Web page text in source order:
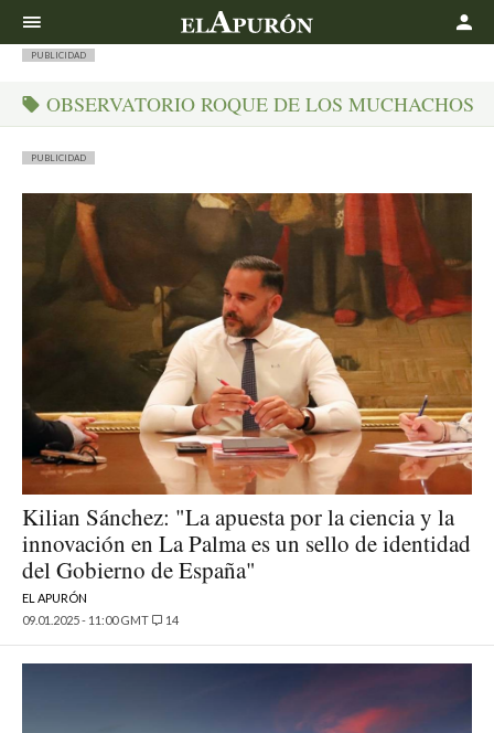
PUBLICIDAD
OBSERVATORIO ROQUE DE LOS MUCHACHOS
PUBLICIDAD
Kilian Sánchez: "La apuesta por la ciencia y la
innovación en La Palma es un sello de identidad
del Gobierno de España"
EL APURÓN
09.01.2025 - 11:00 GMT
14